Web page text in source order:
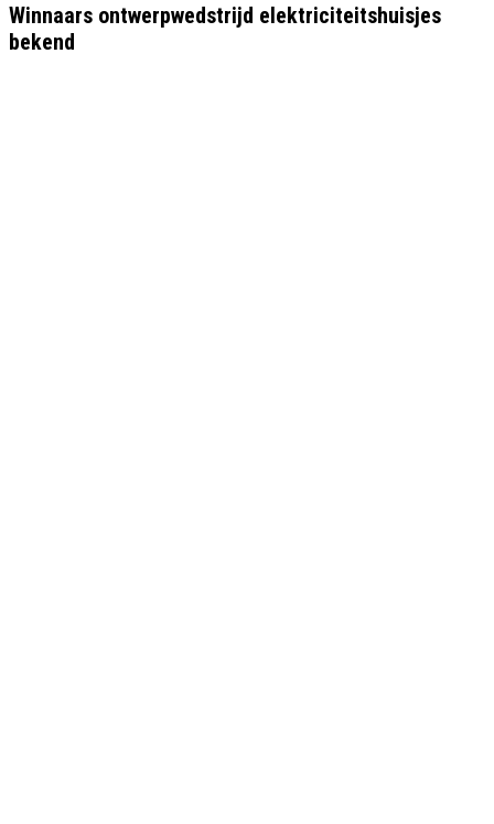
Winnaars ontwerpwedstrijd elektriciteitshuisjes
bekend